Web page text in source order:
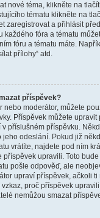
nové téma, klikněte na
tématu klikněte na
zaregistrovat a přihlásit
každého fóra a tématu
fóru a tématu máte.
přílohy“ atd.
příspěvek?
nebo moderátor, můžete
Příspěvek můžete
v příslušném příspěvku.
odeslání. Pokud již
vrátíte, najdete pod ním
příspěvek upravili. Toto
pošle odpověď, ale
upraví příspěvek, ačkoli
proč příspěvek
nemůžou smazat